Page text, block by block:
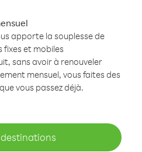
apporte la souplesse de
fixes et mobiles
sans avoir à renouveler
mensuel, vous faites des
vous passez déjà.
destinations